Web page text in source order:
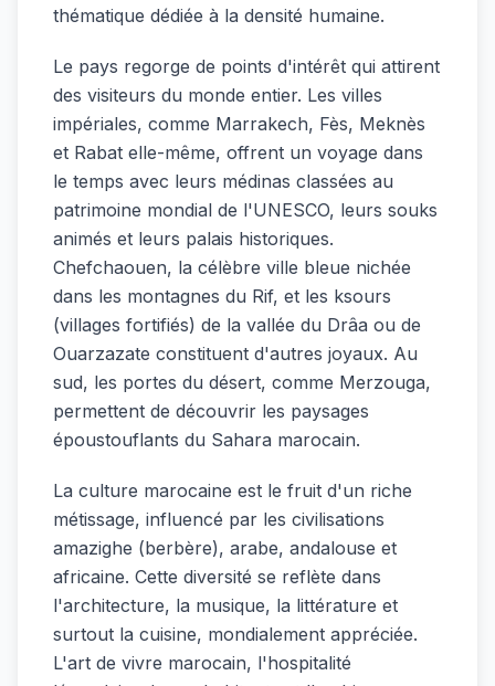
thématique dédiée à la densité humaine.
Le pays regorge de points d'intérêt qui attirent
des visiteurs du monde entier. Les villes
impériales, comme Marrakech, Fès, Meknès
et Rabat elle-même, offrent un voyage dans
le temps avec leurs médinas classées au
patrimoine mondial de l'UNESCO, leurs souks
animés et leurs palais historiques.
Chefchaouen, la célèbre ville bleue nichée
dans les montagnes du Rif, et les ksours
(villages fortifiés) de la vallée du Drâa ou de
Ouarzazate constituent d'autres joyaux. Au
sud, les portes du désert, comme Merzouga,
permettent de découvrir les paysages
époustouflants du Sahara marocain.
La culture marocaine est le fruit d'un riche
métissage, influencé par les civilisations
amazighe (berbère), arabe, andalouse et
africaine. Cette diversité se reflète dans
l'architecture, la musique, la littérature et
surtout la cuisine, mondialement appréciée.
L'art de vivre marocain, l'hospitalité